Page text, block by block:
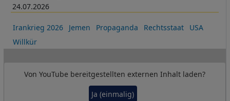
24.07.2026
Irankrieg 2026 Jemen Propaganda Rechtsstaat
USA
Willkür
Von YouTube bereitgestellten externen Inhalt laden?
Ja (einmalig)